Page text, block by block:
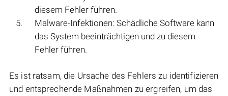
diesem Fehler führen.
Malware-Infektionen: Schädliche Software kann
das System beeinträchtigen und zu diesem
Fehler führen.
Es ist ratsam, die Ursache des Fehlers zu identifizieren
und entsprechende Maßnahmen zu ergreifen, um das